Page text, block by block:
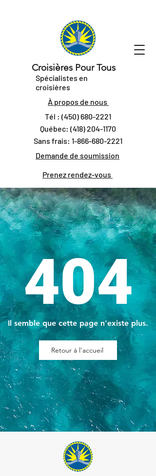
Croisières Pour Tous
Spécialistes en
croisières
À propos de nous
Tél : (450) 680-2221
Québec: (418) 204-1170
Sans frais: 1-866-680-2221
Demande de soumission
Prenez rendez-vous
404
Il semble que cette page n'existe plus.
Retour à l'accueil